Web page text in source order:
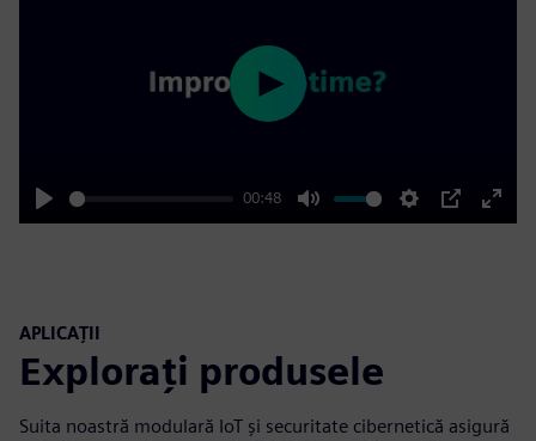
Play
00:48
Mute Settings
PIP
Enter
Play
APLICAȚII
Explorați produsele
Suita noastră modulară IoT și securitate cibernetică asigură